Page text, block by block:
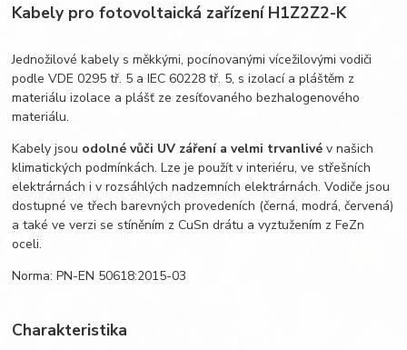
Kabely pro fotovoltaická zařízení H1Z2Z2-K
Jednožilové kabely s měkkými, pocínovanými vícežilovými vodiči
podle VDE 0295 tř. 5 a IEC 60228 tř. 5, s izolací a pláštěm z
materiálu izolace a plášť ze zesíťovaného bezhalogenového
materiálu.
Kabely jsou odolné vůči UV záření a velmi trvanlivé v našich
klimatických podmínkách. Lze je použít v interiéru, ve střešních
elektrárnách i v rozsáhlých nadzemních elektrárnách. Vodiče jsou
dostupné ve třech barevných provedeních (černá, modrá, červená)
a také ve verzi se stíněním z CuSn drátu a vyztužením z FeZn
oceli.
Norma: PN-EN 50618:2015-03
Charakteristika